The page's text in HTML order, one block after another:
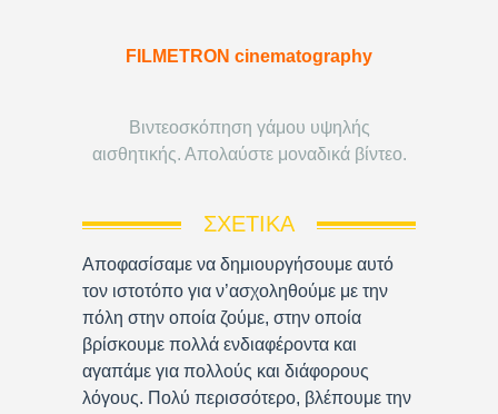
FILMETRON cinematography
Βιντεοσκόπηση γάμου υψηλής
αισθητικής. Απολαύστε μοναδικά βίντεο.
ΣΧΕΤΙΚΆ
Αποφασίσαμε να δημιουργήσουμε αυτό
τον ιστοτόπο για ν’ασχοληθούμε με την
πόλη στην οποία ζούμε, στην οποία
βρίσκουμε πολλά ενδιαφέροντα και
αγαπάμε για πολλούς και διάφορους
λόγους. Πολύ περισσότερο, βλέπουμε την